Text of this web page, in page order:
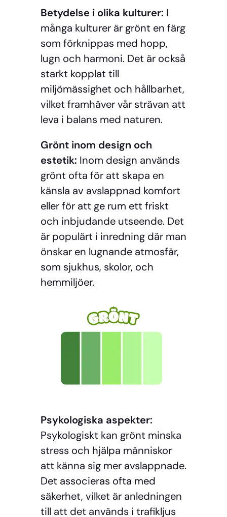
Betydelse i olika kulturer: I
många kulturer är grönt en färg
som förknippas med hopp,
lugn och harmoni. Det är också
starkt kopplat till
miljömässighet och hållbarhet,
vilket framhäver vår strävan att
leva i balans med naturen.
Grönt inom design och
estetik: Inom design används
grönt ofta för att skapa en
känsla av avslappnad komfort
eller för att ge rum ett friskt
och inbjudande utseende. Det
är populärt i inredning där man
önskar en lugnande atmosfär,
som sjukhus, skolor, och
hemmiljöer.
Psykologiska aspekter:
Psykologiskt kan grönt minska
stress och hjälpa människor
att känna sig mer avslappnade.
Det associeras ofta med
säkerhet, vilket är anledningen
till att det används i trafikljus